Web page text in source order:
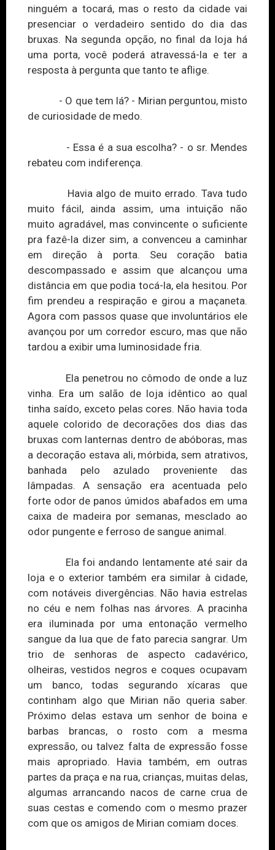
ninguém a tocará, mas o resto da cidade vai
presenciar o verdadeiro sentido do dia das
bruxas. Na segunda opção, no final da loja há
uma porta, você poderá atravessá-la e ter a
resposta à pergunta que tanto te aflige.
- O que tem lá? - Mirian perguntou, misto
de curiosidade de medo.
- Essa é a sua escolha? - o sr. Mendes
rebateu com indiferença.
Havia algo de muito errado. Tava tudo
muito fácil, ainda assim, uma intuição não
muito agradável, mas convincente o suficiente
pra fazê-la dizer sim, a convenceu a caminhar
em direção à porta. Seu coração batia
descompassado e assim que alcançou uma
distância em que podia tocá-la, ela hesitou. Por
fim prendeu a respiração e girou a maçaneta.
Agora com passos quase que involuntários ele
avançou por um corredor escuro, mas que não
tardou a exibir uma luminosidade fria.
Ela penetrou no cômodo de onde a luz
vinha. Era um salão de loja idêntico ao qual
tinha saído, exceto pelas cores. Não havia toda
aquele colorido de decorações dos dias das
bruxas com lanternas dentro de abóboras, mas
a decoração estava ali, mórbida, sem atrativos,
banhada pelo azulado proveniente das
lâmpadas. A sensação era acentuada pelo
forte odor de panos úmidos abafados em uma
caixa de madeira por semanas, mesclado ao
odor pungente e ferroso de sangue animal.
Ela foi andando lentamente até sair da
loja e o exterior também era similar à cidade,
com notáveis divergências. Não havia estrelas
no céu e nem folhas nas árvores. A pracinha
era iluminada por uma entonação vermelho
sangue da lua que de fato parecia sangrar. Um
trio de senhoras de aspecto cadavérico,
olheiras, vestidos negros e coques ocupavam
um banco, todas segurando xícaras que
continham algo que Mirian não queria saber.
Próximo delas estava um senhor de boina e
barbas brancas, o rosto com a mesma
expressão, ou talvez falta deexpressão fosse
mais apropriado. Havia também, em outras
partes da praça e na rua, crianças, muitas delas,
algumas arrancando nacos de carne crua de
suas cestas e comendo com o mesmo prazer
com que os amigos de Mirian comiam doces.